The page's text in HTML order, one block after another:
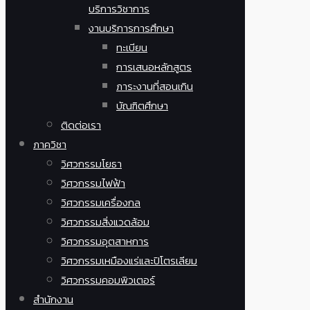
บริการวิชาการ
งานบริการการศึกษา
ทะเบียน
การเสนอหลักสูตร
ภาระงานที่สอนเกิน
บัณฑิตศึกษา
ติดต่อเรา
ภาควิชา
วิศวกรรมโยธา
วิศวกรรมไฟฟ้า
วิศวกรรมเครื่องกล
วิศวกรรมสิ่งแวดล้อม
วิศวกรรมอุตสาหการ
วิศวกรรมเหมืองแร่และปิโตรเลียม
วิศวกรรมคอมพิวเตอร์
สำนักงาน